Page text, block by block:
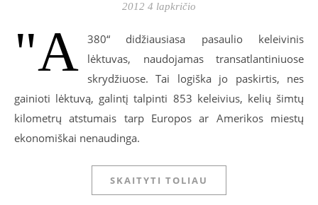
2012 4 lapkričio
"А 380“ didžiausiasa pasaulio keleivinis
lėktuvas, naudojamas transatlantiniuose
skrydžiuose. Tai logiška jo paskirtis, nes
gainioti lėktuvą, galintį talpinti 853 keleivius, kelių šimtų
kilometrų atstumais tarp Europos ar Amerikos miestų
ekonomiškai nenaudinga.
SKAITYTI TOLIAU